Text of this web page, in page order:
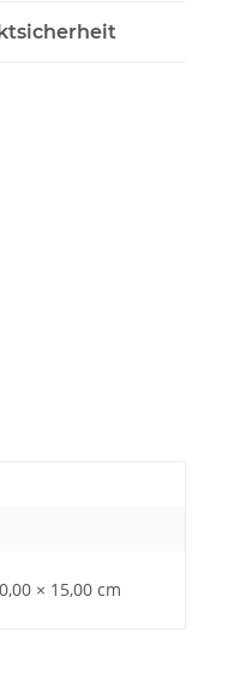
× 15,00 cm